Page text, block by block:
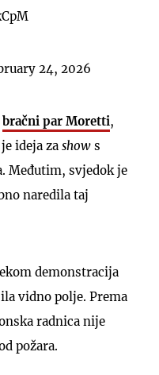
24, 2026
bračni par Moretti,
ideja za show s
Međutim, svjedok je
naredila taj
demonstracija
vidno polje. Prema
radnica nije
požara.